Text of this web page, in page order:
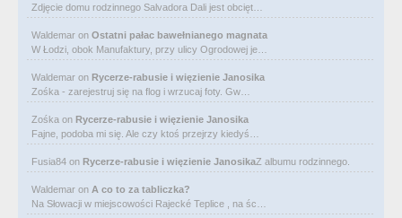
Zdjęcie domu rodzinnego Salvadora Dali jest obcięt…
Waldemar on Ostatni pałac bawełnianego magnata
W Łodzi, obok Manufaktury, przy ulicy Ogrodowej je…
Waldemar on Rycerze-rabusie i więzienie Janosika
Zośka - zarejestruj się na flog i wrzucaj foty. Gw…
Zośka on Rycerze-rabusie i więzienie Janosika
Fajne, podoba mi się. Ale czy ktoś przejrzy kiedyś…
Fusia84 on Rycerze-rabusie i więzienie JanosikaZ albumu rodzinnego.
Waldemar on A co to za tabliczka?
Na Słowacji w miejscowości Rajecké Teplice , na śc…